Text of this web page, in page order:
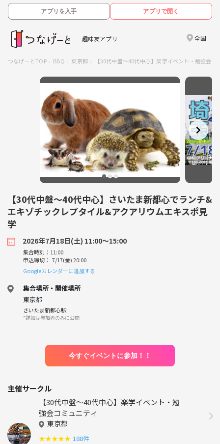
アプリを入手 アプリで開く
趣味友アプリ 全国
つなげーとTOP BBQ 東京都 【30代中盤〜40代中心】楽学イベント・勉強会コ
【30代中盤〜40代中心】さいたま新都心でランチ&
エキゾチックレプタイル&アクアリウムエキスポ見
学
2026年7月18日(土) 11:00〜15:00
集合時刻：11:00
申込締切： 7/17(金) 20:00
Googleカレンダーに追加する
集合場所・開催場所
東京都
さいたま新都心駅
*詳細は参加者のみに公開
今すぐイベントに参加！！
主催サークル
【30代中盤〜40代中心】楽学イベント・勉
強会コミュニティ
東京都
★★★★★ 188件